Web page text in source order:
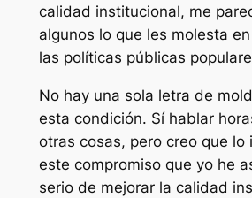
calidad institucional, me
algunos lo que les molesta
las políticas públicas
No hay una sola letra de
esta condición. Sí hablar
otras cosas, pero creo que lo
este compromiso que yo he
serio de mejorar la calidad